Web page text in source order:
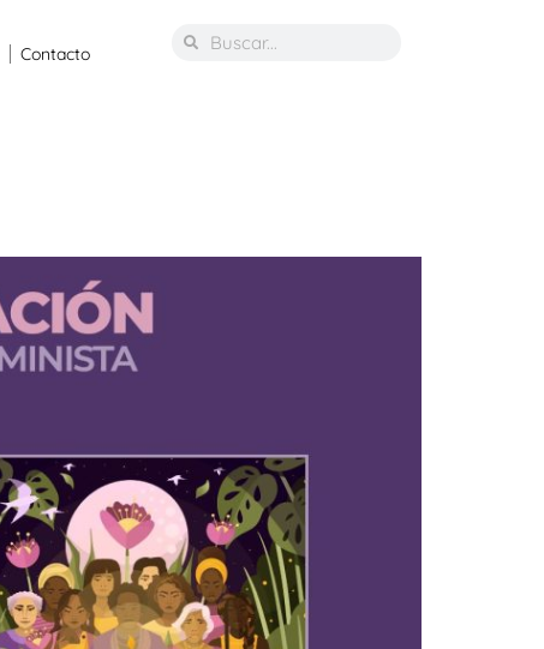
Contacto